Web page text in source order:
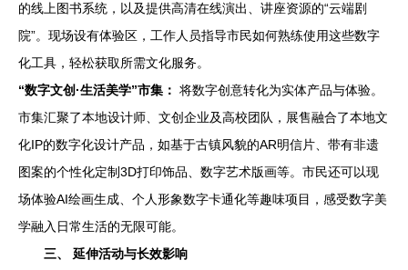
的线上图书系统，以及提供高清在线演出、讲座资源的“云端剧
院”。现场设有体验区，工作人员指导市民如何熟练使用这些数字
化工具，轻松获取所需文化服务。
“数字文创·生活美学”市集： 将数字创意转化为实体产品与体验。
市集汇聚了本地设计师、文创企业及高校团队，展售融合了本地文
化IP的数字化设计产品，如基于古镇风貌的AR明信片、带有非遗
图案的个性化定制3D打印饰品、数字艺术版画等。市民还可以现
场体验AI绘画生成、个人形象数字卡通化等趣味项目，感受数字美
学融入日常生活的无限可能。
三、 延伸活动与长效影响